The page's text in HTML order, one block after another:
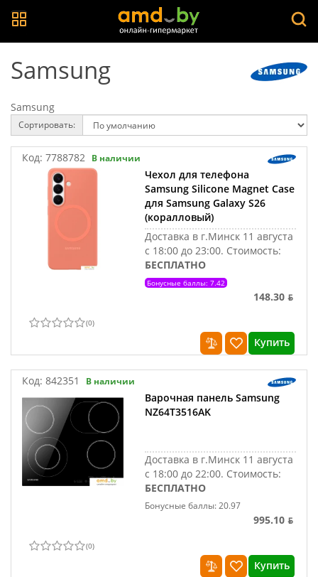
Samsung
Samsung
Сортировать:
Код: 7788782 В наличии
Чехол для телефона
Samsung Silicone Magnet Case
для Samsung Galaxy S26
(коралловый)
Доставка в г.Минск 11 августа
с 18:00 до 23:00. Стоимость:
БЕСПЛАТНО
Бонусные баллы: 7.42
148.30 ƃ
(0)
Купить
Код: 842351 В наличии
Варочная панель Samsung
NZ64T3516AK
Доставка в г.Минск 11 августа
с 18:00 до 22:00. Стоимость:
БЕСПЛАТНО
Бонусные баллы: 20.97
995.10 ƃ
(0)
Купить